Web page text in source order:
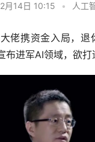
月14日 10:15 • 人工
佬携资金入局，退
布进军AI领域，欲打